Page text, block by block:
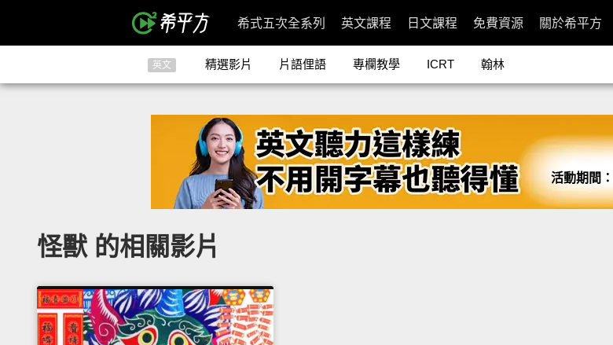
希式五次全系列 英文課程 日文課程 免費資源 關於希平方
英文 精選影片 片語俚語 專欄教學 ICRT 翰林
活動期間：
怪獸 的相關影片